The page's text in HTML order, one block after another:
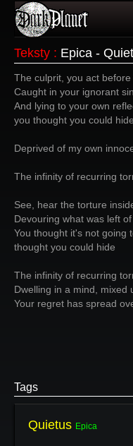
Wydarzenia
Galeria
Forum
Więcej
Login
Teksty : Epica -
The culprit, you act before
Caught in your ignorant sin
And lying to your own
you thought you could hide
Deprived of my own
The infinity of recurring
See, hear the torture
Devouring what was left
You thought it's not going
thought you could hide
The infinity of recurring
Dwelling in a mind, mixed
Your regret has spread
Tags
Quietus Epica